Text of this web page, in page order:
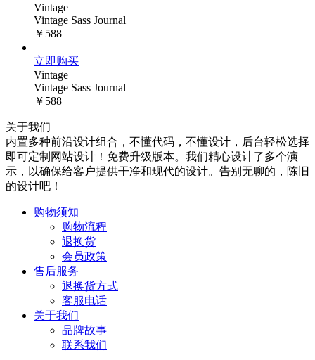
Vintage
Vintage Sass Journal
￥588
立即购买
Vintage
Vintage Sass Journal
￥588
关于我们
内置多种前沿设计组合，不懂代码，不懂设计，后台轻松选择
即可定制网站设计！免费升级版本。我们精心设计了多个演
示，以确保给客户提供干净和现代的设计。告别无聊的，陈旧
的设计吧！
购物须知
购物流程
退换货
会员政策
售后服务
退换货方式
客服电话
关于我们
品牌故事
联系我们